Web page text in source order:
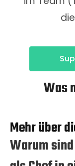
die
Was
Mehr über
Warum